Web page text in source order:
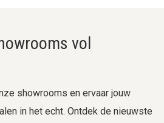
vol
showrooms en ervaar jouw
in het echt. Ontdek de nieuwste